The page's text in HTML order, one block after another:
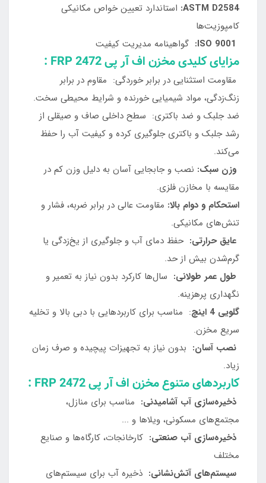
ASTM D2584: استاندارد تعیین خواص مکانیکی
کامپوزیت‌ها
گواهینامه مدیریت کیفیت
مزایای کلیدی مخزن اف آر پی FRP 2472 :
مقاومت استثنایی در برابر خوردگی: مقاوم در برابر
زنگ‌زدگی، مواد شیمیایی خورنده و شرایط محیطی سخت.
ضد جلبک و ضد باکتری: سطح داخلی صاف و صیقلی از
رشد جلبک و باکتری جلوگیری کرده و کیفیت آب را حفظ
می‌کند.
وزن سبک: نصب و جابجایی آسان به دلیل وزن کم در
مقایسه با مخازن فلزی.
استحکام و دوام بالا: مقاومت عالی در برابر ضربه، فشار و
تنش‌های مکانیکی.
عایق حرارتی: حفظ دمای آب و جلوگیری از یخ‌زدگی یا
گرم‌شدن بیش از حد.
طول عمر طولانی: سال‌ها کارکرد بدون نیاز به تعمیر و
نگهداری پرهزینه.
گلویی 4 اینچ
: مناسب برای کاربردهایی با دبی بالا و تخلیه
سریع مخزن.
نصب آسان: بدون نیاز به تجهیزات پیچیده و صرف زمان
زیاد.
کاربردهای متنوع مخزن اف آر پی FRP 2472 :
ذخیره‌سازی آب آشامیدنی: مناسب برای منازل،
مجتمع‌های مسکونی، ویلاها و ...
ذخیره‌سازی آب صنعتی: کارخانجات، کارگاه‌ها و صنایع
مختلف
سیستم‌های آتش‌نشانی: ذخیره آب برای سیستم‌های